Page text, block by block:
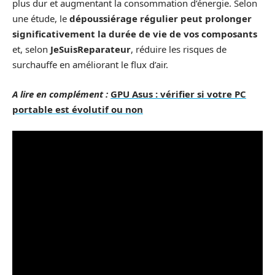
plus dur et augmentant la consommation d’énergie. Selon
une étude, le dépoussiérage régulier peut prolonger
significativement la durée de vie de vos composants
et, selon JeSuisReparateur, réduire les risques de
surchauffe en améliorant le flux d’air.
A lire en complément : GPU Asus : vérifier si votre PC
portable est évolutif ou non